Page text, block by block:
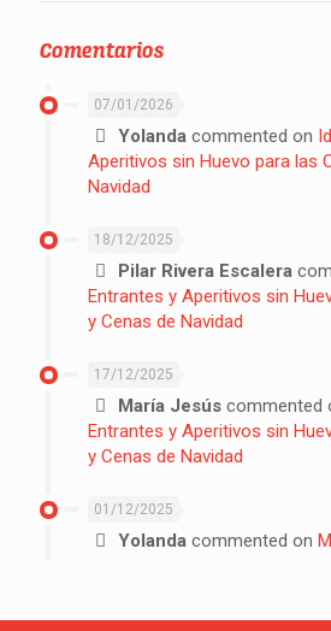
Comentarios
07/01/2026
Yolanda commented on
Aperitivos sin Huevo para las
Navidad
18/12/2025
Pilar Rivera Escalera
Entrantes y Aperitivos sin
y Cenas de Navidad
17/12/2025
María Jesús commented
Entrantes y Aperitivos sin
y Cenas de Navidad
01/12/2025
Yolanda commented on